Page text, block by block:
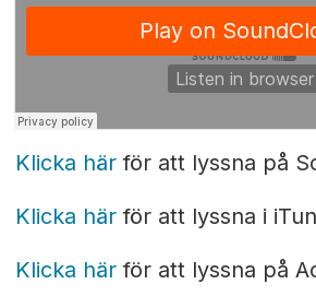
Klicka härför att lyssna på
Klicka härför att lyssna i
Klicka härför att lyssna på